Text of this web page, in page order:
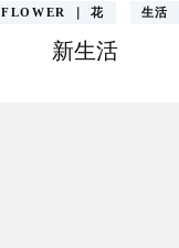
FLOWER ｜ 花 生活
新生活